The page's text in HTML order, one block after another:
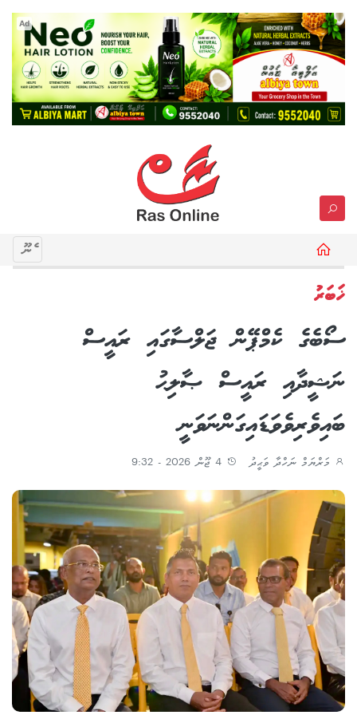
Ad
މެނޫ
ޚަބަރު
ސޯބެގެ ކެމްޕޭން ޖަލްސާގައި ރައީސް
ނަޝީދާއި ރައީސް ޞާލިޙު
ބައިވެރިވެވަޑައިގަންނަވަނީ
މަރްޔަމް ނަހްދާ ވަޙީދު